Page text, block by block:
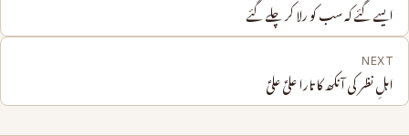
ایسے گئے کہ سب کو رلا کر چلے گئے
NEXT
اہلِ نظر کی آنکھ کا تارا علیؑ علیؑ